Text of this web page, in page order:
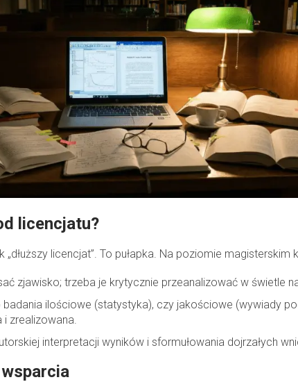
licencjatu?
licencjat”. To pułapka. Na poziomie magisterskim
zjawisko; trzeba je krytycznie przeanalizować w świetle
ilościowe (statystyka), czy jakościowe (wywiady
i zrealizowana.
interpretacji wyników i sformułowania dojrzałych